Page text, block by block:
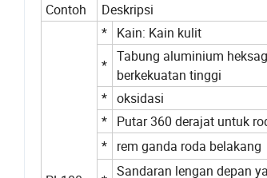
Contoh Deskripsi
* Kain: Kain kulit
*
Tabung aluminium
berkekuatan tinggi
* oksidasi
* Putar 360 derajat untuk
* rem ganda roda belakang
Sandaran lengan depan